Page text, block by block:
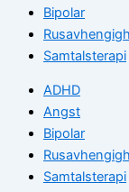
Bipolar
Samtalsterapi
ADHD
Angst
Bipolar
Samtalsterapi